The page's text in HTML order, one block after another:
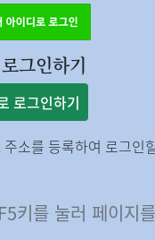
그인하기
로그인하기
소를 등록하여 로그인
키를 눌러 페이지